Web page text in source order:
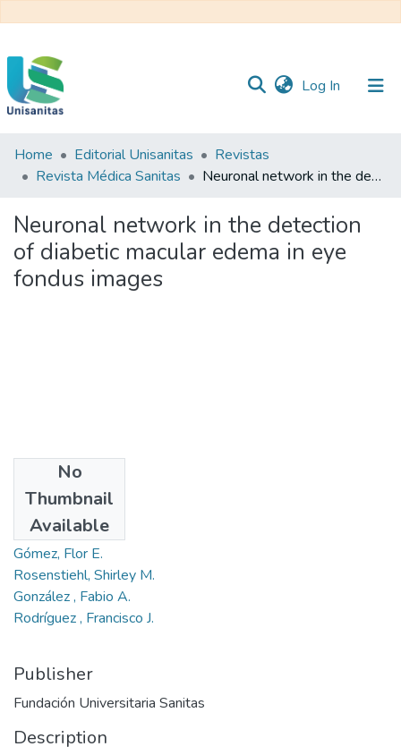
Log In (current)
Inicio
Web
Home Editorial Unisanitas
Revistas
Revista Médica Sanitas
Neuronal network in the detection of diabetic macular edema in eye fondus images
Neuronal network in the detection
of diabetic macular edema in eye
fondus images
No
Thumbnail
Available
Authors
Ríos, Hernán A.
Perdomo, Oscar J.
Gómez, Flor E.
Rosenstiehl, Shirley M.
González , Fabio A.
Rodríguez , Francisco J.
Publisher
Fundación Universitaria Sanitas
Description